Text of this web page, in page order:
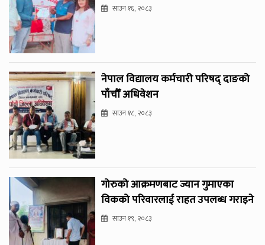
साउन १६, २०८३
नेपाल विद्यालय कर्मचारी परिषद् दाङको
पाँचौँ अधिवेशन
साउन १८, २०८३
गोरुको आक्रमणबाट ज्यान गुमाएका
विकको परिवारलाई राहत उपलब्ध गराइने
साउन १९, २०८३